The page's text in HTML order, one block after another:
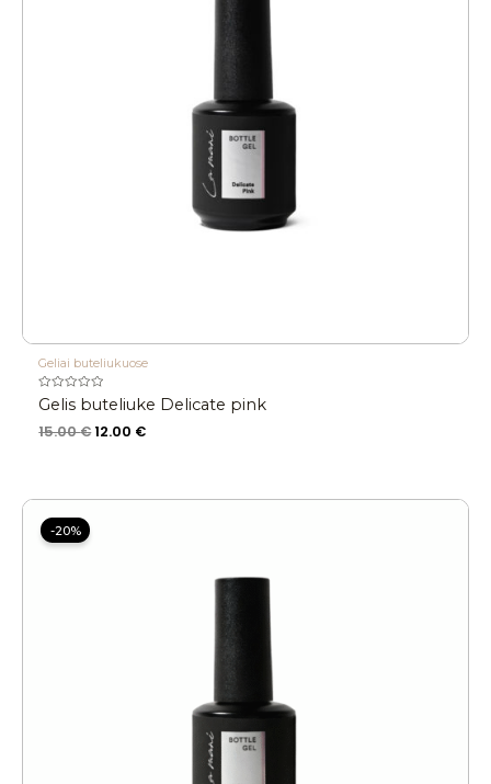
Geliai buteliukuose
Įvertinimas:
0
5
Gelis buteliuke Delicate pink
15.00€ 12.00 €
-20%
OriginalCurrent